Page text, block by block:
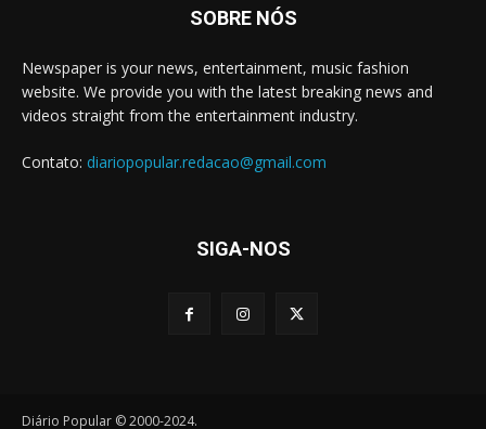
SOBRE NÓS
Newspaper is your news, entertainment, music fashion
website. We provide you with the latest breaking news and
videos straight from the entertainment industry.
Contato: diariopopular.redacao@gmail.com
SIGA-NOS
Diário Popular © 2000-2024.